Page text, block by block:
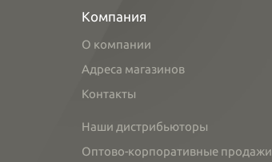
Компания
О компании
Адреса магазинов
Контакты
Наши дистрибьюторы
Оптово-корпоративные продажи